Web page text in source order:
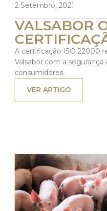
2 Setembro, 2021
VALSABOR
A certificação ISO 22000
Valsabor com a
consumidores.
VER ARTIGO